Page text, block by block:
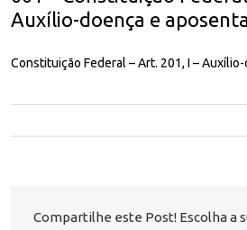
Auxílio-doença e
Constituição Federal – Art. 201, I –
Compartilhe este Post! Escolha a